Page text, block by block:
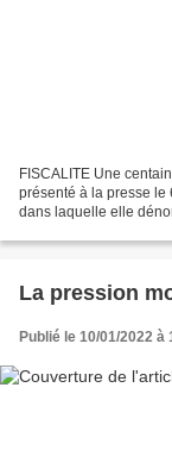
FISCALITE Une
présenté à la presse
dans laquelle elle
La pression
Publié le 10/01/2022 à